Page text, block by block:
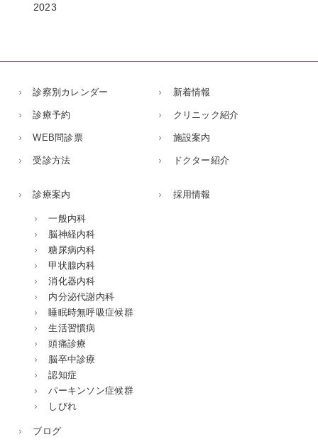
2023
診察別カレンダー
診療予約
WEB問診票
受診方法
新着情報
クリニック紹介
施設案内
ドクター紹介
診療案内
一般内科
脳神経内科
糖尿病内科
甲状腺内科
消化器内科
内分泌代謝内科
睡眠時無呼吸症候群
生活習慣病
頭痛診療
脳卒中診療
認知症
パーキンソン症候群
しびれ
ブログ
採用情報